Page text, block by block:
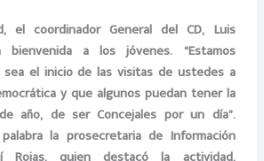
el coordinador General del CD, Luis
bienvenida a los jóvenes. “Estamos
el inicio de las visitas de ustedes a
y que algunos puedan tener la
año, de ser Concejales por un día”.
la prosecretaria de Información